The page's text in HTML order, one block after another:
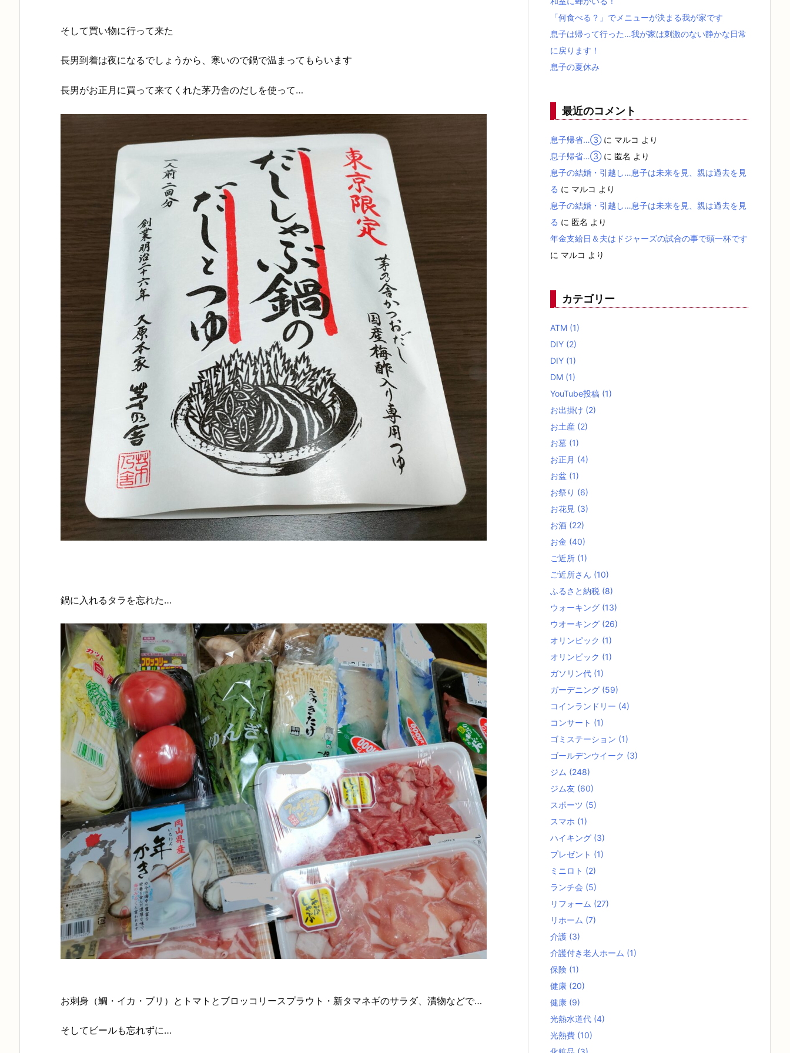
そして買い物に行って来た
長男到着は夜になるでしょうから、寒いので鍋で温まってもらいます
長男がお正月に買って来てくれた茅乃舎のだしを使って…
鍋に入れるタラを忘れた…
お刺身（鯛・イカ・ブリ）とトマトとブロッコリースプラウト・新タマネギのサラダ、漬物などで…
そしてビールも忘れずに…
「何食べる？」でメニューが決まる我が家です
息子は帰って行った…我が家は刺激のない静かな日常
に戻ります！
息子の夏休み
最近のコメント
息子帰省…③に マルコ より
息子帰省…③に 匿名 より
息子の結婚・引越し…息子は未来を見、親は過去を見
る に マルコ より
息子の結婚・引越し…息子は未来を見、親は過去を見
る に 匿名 より
年金支給日＆夫はドジャーズの試合の事で頭一杯です
に マルコ より
カテゴリー
ATM (1)
DIY (2)
DIY (1)
DM (1)
YouTube投稿 (1)
お出掛け (2)
お土産 (2)
お墓 (1)
お正月 (4)
お盆 (1)
お祭り (6)
お花見 (3)
お酒 (22)
お金 (40)
ご近所 (1)
ご近所さん (10)
ふるさと納税 (8)
ウォーキング (13)
ウオーキング (26)
オリンピック (1)
オリンピック (1)
ガソリン代 (1)
ガーデニング (59)
コインランドリー (4)
コンサート (1)
ゴミステーション (1)
ゴールデンウイーク (3)
ジム (248)
ジム友 (60)
スポーツ (5)
スマホ (1)
ハイキング (3)
プレゼント (1)
ミニロト (2)
ランチ会 (5)
リフォーム (27)
リホーム (7)
介護 (3)
介護付き老人ホーム (1)
保険 (1)
健康 (20)
健康 (9)
光熱水道代 (4)
光熱費 (10)